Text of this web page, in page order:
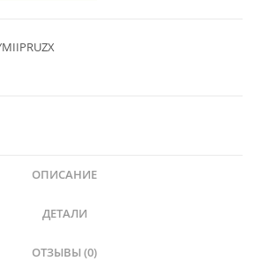
ОПИСАНИЕ
ДЕТАЛИ
ОТЗЫВЫ (0)